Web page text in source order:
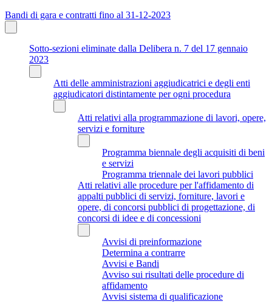
Bandi di gara e contratti fino al 31-12-2023
Sotto-sezioni eliminate dalla Delibera n. 7 del 17 gennaio
2023
Atti delle amministrazioni aggiudicatrici e degli enti
aggiudicatori distintamente per ogni procedura
Atti relativi alla programmazione di lavori, opere,
servizi e forniture
Programma biennale degli acquisiti di beni
e servizi
Programma triennale dei lavori pubblici
Atti relativi alle procedure per l'affidamento di
appalti pubblici di servizi, forniture, lavori e
opere, di concorsi pubblici di progettazione, di
concorsi di idee e di concessioni
Avvisi di preinformazione
Determina a contrarre
Avvisi e Bandi
Avviso sui risultati delle procedure di
affidamento
Avvisi sistema di qualificazione